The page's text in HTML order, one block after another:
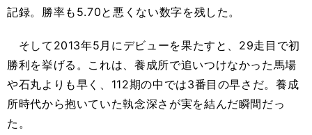
記録。勝率も5.70と悪くない数字を残した。
そして2013年5月にデビューを果たすと、29走目で初
勝利を挙げる。これは、養成所で追いつけなかった馬場
や石丸よりも早く、112期の中では3番目の早さだ。養成
所時代から抱いていた執念深さが実を結んだ瞬間だっ
た。